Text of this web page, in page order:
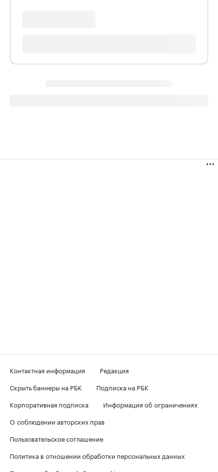
Контактная информация
Редакция
Скрыть баннеры на РБК
Подписка на РБК
Корпоративная подписка
Информация об ограничениях
О соблюдении авторских прав
Пользовательское соглашение
Политика в отношении обработки персональных данных